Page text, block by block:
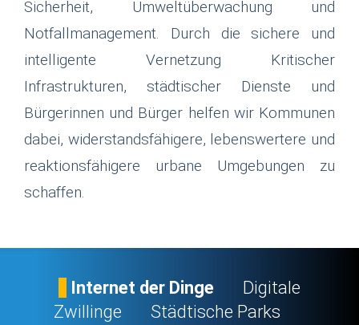
Sicherheit, Umweltüberwachung und
Notfallmanagement. Durch die sichere und
intelligente Vernetzung Kritischer
Infrastrukturen, städtischer Dienste und
Bürgerinnen und Bürger helfen wir Kommunen
dabei, widerstandsfähigere, lebenswertere und
reaktionsfähigere urbane Umgebungen zu
schaffen.
Internet der Dinge
Digitale
Zwillinge
Städtische Parks